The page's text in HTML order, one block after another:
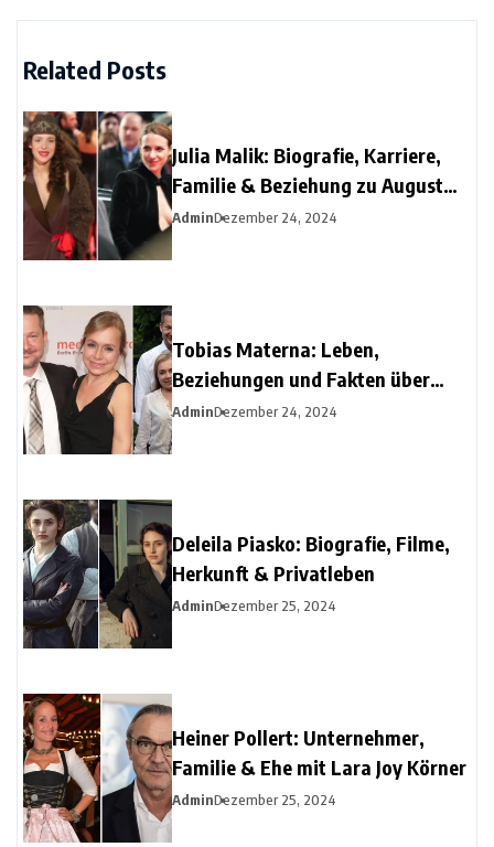
Related Posts
Julia Malik: Biografie, Karriere,
Familie & Beziehung zu August
Diehl
AdminDezember 24, 2024
Tobias Materna: Leben,
Beziehungen und Fakten über
Christine Urspruchs Ex-Ehemann
AdminDezember 24, 2024
Deleila Piasko: Biografie, Filme,
Herkunft & Privatleben
AdminDezember 25, 2024
Heiner Pollert: Unternehmer,
Familie & Ehe mit Lara Joy Körner
AdminDezember 25, 2024